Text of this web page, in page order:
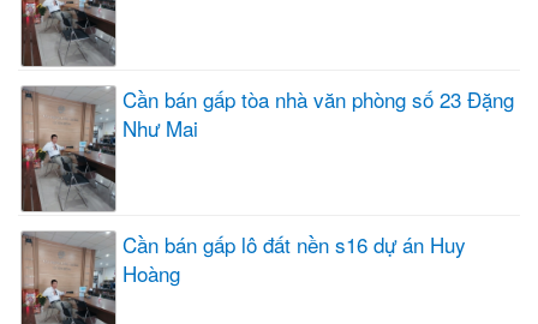
Cần bán gấp tòa nhà văn phòng số 23 Đặng
Như Mai
Cần bán gấp lô đất nền s16 dự án Huy
Hoàng